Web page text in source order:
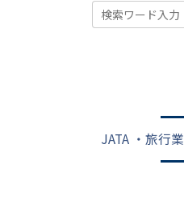
JATA ・旅行